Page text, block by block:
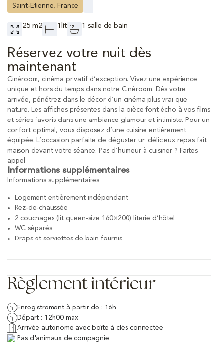
Saint-Etienne, France
25 m2 1lit 1 salle de bain
Réservez votre nuit dès
maintenant
Cinéroom, cinéma privatif d’exception. Vivez une expérience
unique et hors du temps dans notre Cinéroom. Dès votre
arrivée, pénétrez dans le décor d’un cinéma plus vrai que
nature. Les affiches présentes dans la pièce font écho à vos films
et séries favoris dans une ambiance glamour et intimiste. Pour un
confort optimal, vous disposez d’une cuisine entièrement
équipée. L’occasion parfaite de déguster un délicieux repas fait
maison devant votre séance. Pas d’humeur à cuisiner ? Faites
appel
Informations supplémentaires
Informations supplémentaires
Logement entièrement indépendant
Rez-de-chaussée
2 couchages (lit queen-size 160×200) literie d’hôtel
WC séparés
Draps et serviettes de bain fournis
Règlement intérieur
Enregistrement à partir de : 16h
Départ : 12h00 max
Arrivée autonome avec boîte à clés connectée
Pas d'animaux de compagnie